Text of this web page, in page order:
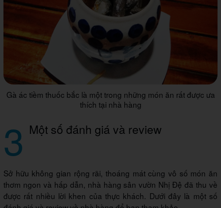
Gà ác tiềm thuốc bắc là một trong những món ăn rất được ưa
thích tại nhà hàng
3 Một số đánh giá và review
Sở hữu không gian rộng rãi, thoáng mát cùng vô số món ăn
thơm ngon và hấp dẫn, nhà hàng sân vườn Nhị Đệ đã thu về
được rất nhiều lời khen của thực khách. Dưới đây là một số